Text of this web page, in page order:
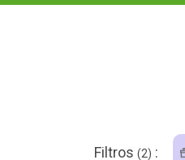
Filtros (2) :